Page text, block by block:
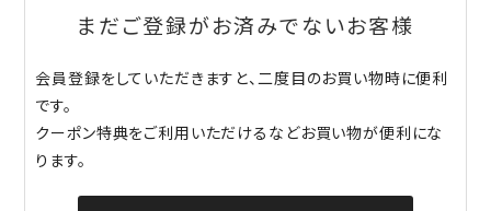
まだご登録がお済みでないお客様
会員登録をしていただきますと、二度目のお買い物時に便利
です。
クーポン特典をご利用いただけるなどお買い物が便利にな
ります。